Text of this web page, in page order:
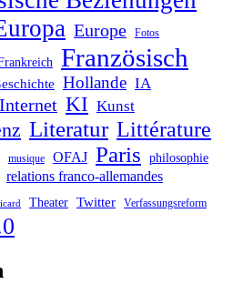
Europe Fotos
Französisch
Hollande IA
Internet KI Kunst
Literatur Littérature
musique OFAJ Paris philosophie
relations franco-allemandes
Theater Twitter Verfassungsreform